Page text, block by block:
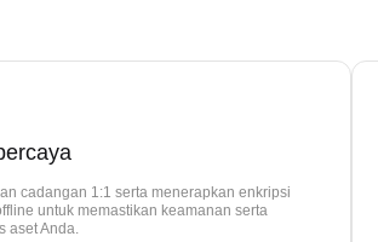
cadangan 1:1 serta menerapkan enkripsi
untuk memastikan keamanan serta
aset Anda.